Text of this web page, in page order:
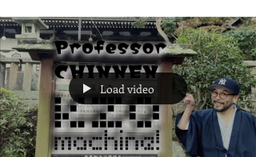
Load video